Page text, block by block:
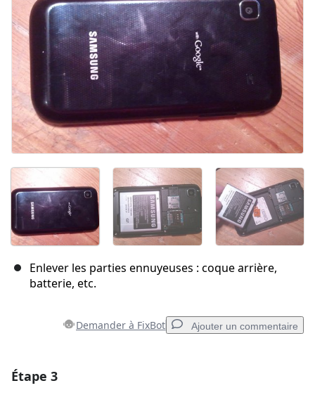
Annuler Publier un commentaire
Enlever les parties ennuyeuses : coque arrière,
batterie, etc.
Demander à FixBot Ajouter un commentaire
Étape 3